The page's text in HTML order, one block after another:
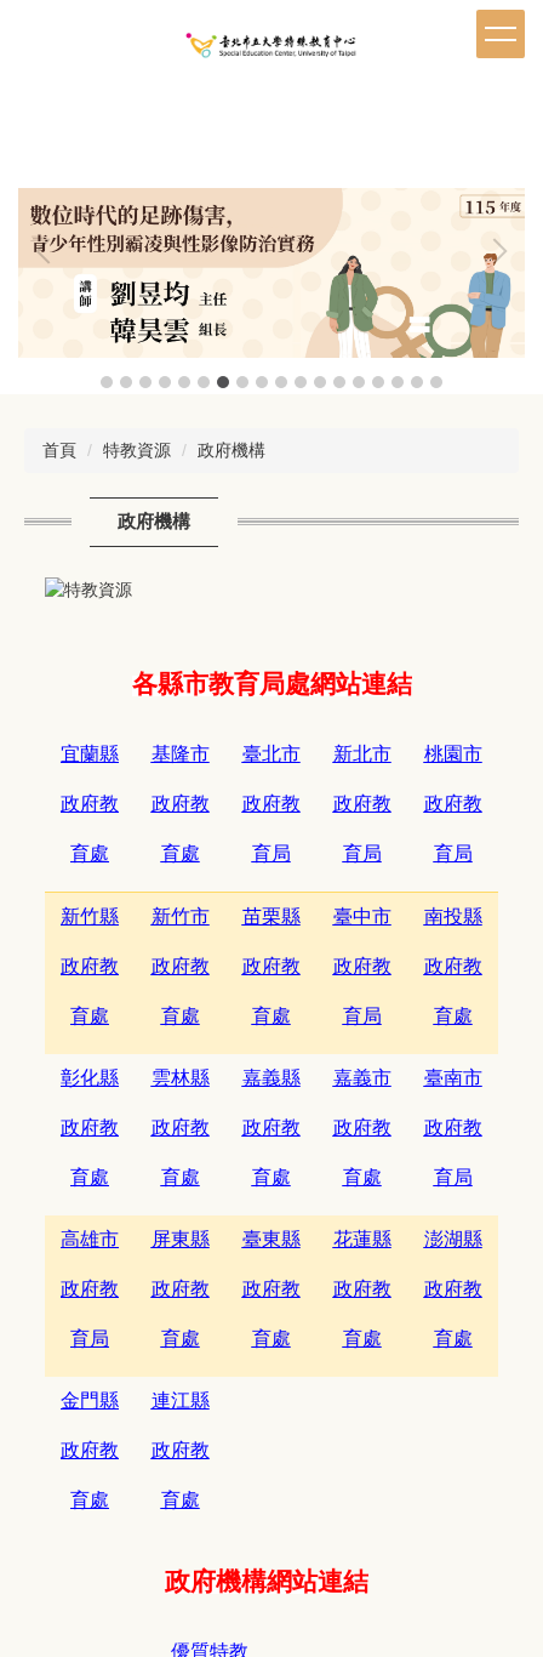
首頁 特教資源 政府機構
政府機構
各縣市教育局處網站連結
宜蘭縣
政府教
育處
基隆市
政府教
育處
臺北市
政府教
育局
新北市
政府教
育局
桃園市
政府教
育局
新竹縣
政府教
育處
新竹市
政府教
育處
苗栗縣
政府教
育處
臺中市
政府教
育局
南投縣
政府教
育處
彰化縣
政府教
育處
雲林縣
政府教
育處
嘉義縣
政府教
育處
嘉義市
政府教
育處
臺南市
政府教
育局
高雄市
政府教
育局
屏東縣
政府教
育處
臺東縣
政府教
育處
花蓮縣
政府教
育處
澎湖縣
政府教
育處
金門縣
政府教
育處
連江縣
政府教
育處
政府機構網站連結
優質特教